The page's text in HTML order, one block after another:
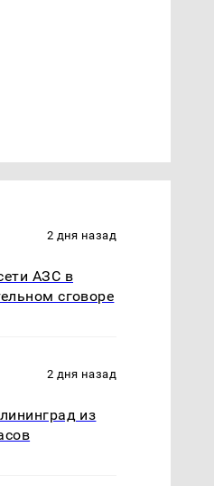
2 дня назад
АЗС в
сговоре
2 дня назад
из